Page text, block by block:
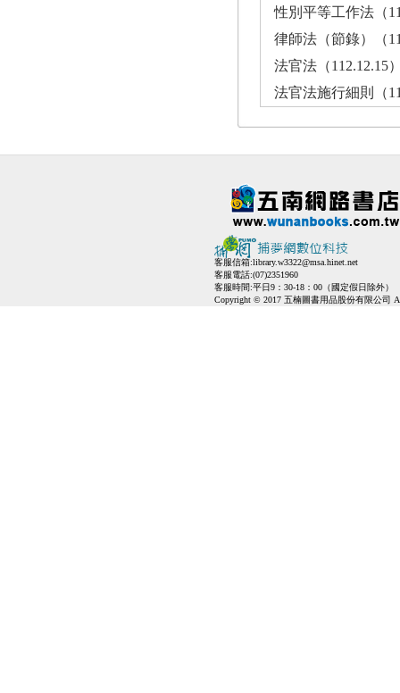
性別平等工作法（
律師法（節錄）（112.6.9
法官法（112.12.15）
法官法施行細則（
客服信箱:library.w3322@msa.hinet.net
客服電話:(07)2351960
客服時間:平日9：30-18：00（國定假日除外）
Copyright © 2017 五楠圖書用品股份有限公司